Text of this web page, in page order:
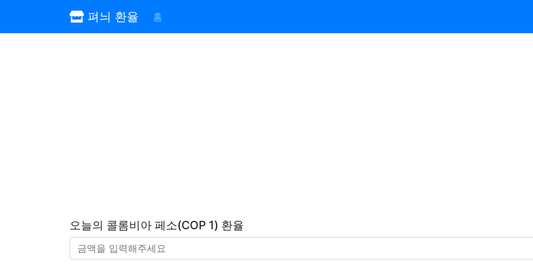
펴늬 환율 홈
오늘의 콜롬비아 페소(COP 1) 환율